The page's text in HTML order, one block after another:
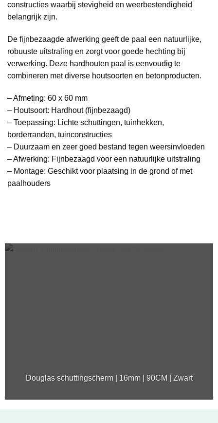
constructies waarbij stevigheid en weerbestendigheid
belangrijk zijn.
De fijnbezaagde afwerking geeft de paal een natuurlijke,
robuuste uitstraling en zorgt voor goede hechting bij
verwerking. Deze hardhouten paal is eenvoudig te
combineren met diverse houtsoorten en betonproducten.
– Afmeting: 60 x 60 mm
– Houtsoort: Hardhout (fijnbezaagd)
– Toepassing: Lichte schuttingen, tuinhekken,
borderranden, tuinconstructies
– Duurzaam en zeer goed bestand tegen weersinvloeden
– Afwerking: Fijnbezaagd voor een natuurlijke uitstraling
– Montage: Geschikt voor plaatsing in de grond of met
paalhouders
Douglas schuttingscherm | 16mm | 90CM | Zwart